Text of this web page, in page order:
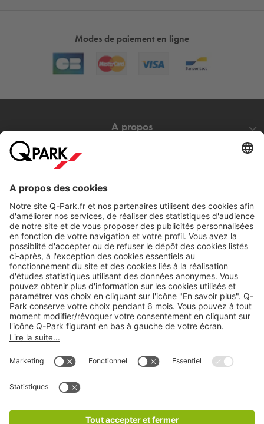
Modes de paiement en ligne
A propos
Nos services
Cookies
Copyright
CGV
Déclaration de confidentialité